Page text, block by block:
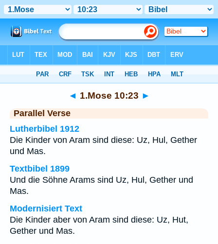
◄ 1.Mose 10:23 ►
Parallel Verse
Lutherbibel 1912
Die Kinder von Aram sind diese: Uz, Hul, Gether
und Mas.
Textbibel 1899
Und die Söhne Arams sind Uz, Hul, Gether und
Mas.
Modernisiert Text
Die Kinder aber von Aram sind diese: Uz, Hut,
Gether und Mas.